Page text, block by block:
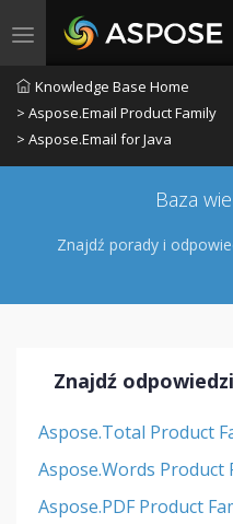
Toggle navigation
Knowledge Base Home
> Aspose.Email Product Family
> Aspose.Email for Java
Baza
Znajdź porady i
Znajdź
Aspose.Total Product
Aspose.Words Product
Aspose.PDF Product